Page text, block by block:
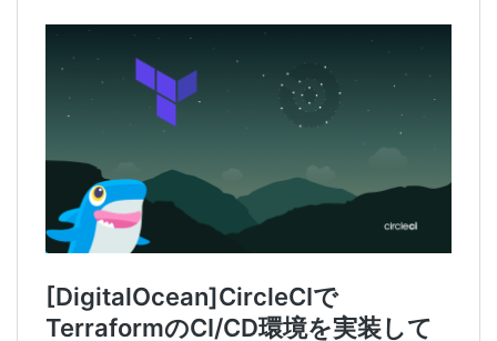
t c
b
n c